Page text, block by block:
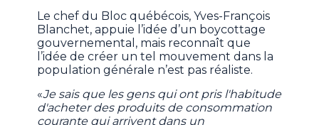
Le chef du Bloc québécois, Yves-François
Blanchet, appuie l’idée d’un boycottage
gouvernemental, mais reconnaît que
l’idée de créer un tel mouvement dans la
population générale n’est pas réaliste.
«Je sais que les gens qui ont pris l'habitude
d'acheter des produits de consommation
courante qui arrivent dans un